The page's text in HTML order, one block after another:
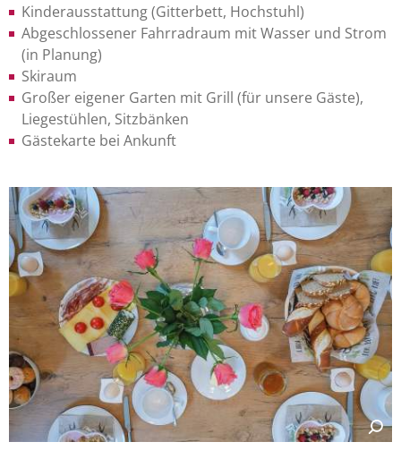
Kinderausstattung (Gitterbett, Hochstuhl)
Abgeschlossener Fahrradraum mit Wasser und Strom
(in Planung)
Skiraum
Großer eigener Garten mit Grill (für unsere Gäste),
Liegestühlen, Sitzbänken
Gästekarte bei Ankunft